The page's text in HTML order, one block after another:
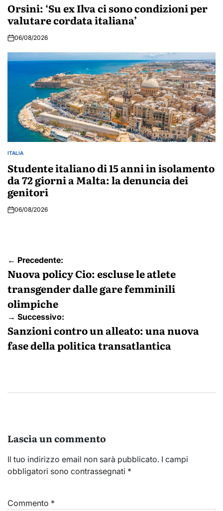
Orsini: ‘Su ex Ilva ci sono condizioni per
valutare cordata italiana’
06/08/2026
POSTED
ITALIA
Studente italiano di 15 anni in isolamento
da 72 giorni a Malta: la denuncia dei
genitori
06/08/2026
Navigazione
articoli
← Precedente:
Nuova policy Cio: escluse le atlete
transgender dalle gare femminili
olimpiche
→ Successivo:
Sanzioni contro un alleato: una nuova
fase della politica transatlantica
Lascia un commento
Il tuo indirizzo email non sarà pubblicato. I campi
obbligatori sono contrassegnati *
Commento *